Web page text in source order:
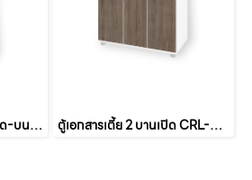
ตู้เอกสารทรงสูง 2 บานเปิด-บนโล่ง CRM-810 ตู้เอกสารเตี้ย 2 บานเปิด CRL-810